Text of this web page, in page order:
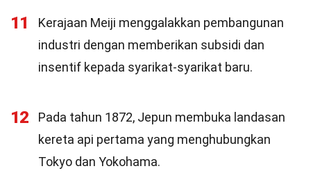
11
Kerajaan Meiji menggalakkan pembangunan
industri dengan memberikan subsidi dan
insentif kepada syarikat-syarikat baru.
12
Pada tahun 1872, Jepun membuka landasan
kereta api pertama yang menghubungkan
Tokyo dan Yokohama.